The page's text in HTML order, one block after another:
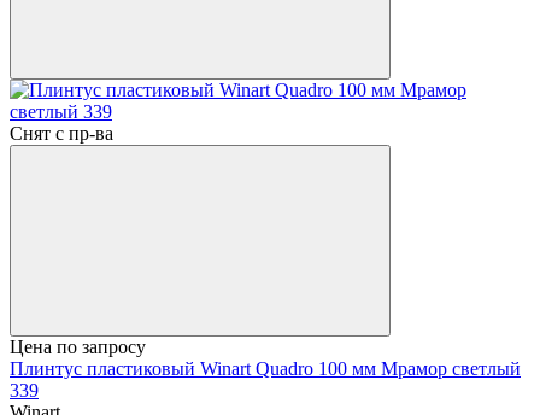
Снят с пр-ва
Цена по запросу
Плинтус пластиковый Winart Quadro 100 мм Мрамор светлый
339